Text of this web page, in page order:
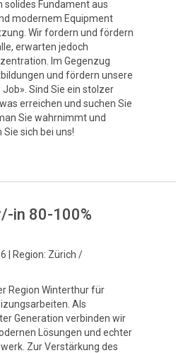
solides Fundament aus
modernem Equipment
Wir fordern und fördern
erwarten jedoch
Im Gegenzug
und fördern unsere
Sind Sie ein stolzer
erreichen und suchen Sie
Sie wahrnimmt und
sich bei uns!
in 80-100%
| Region: Zürich /
Region Winterthur für
Als
Generation verbinden wir
Lösungen und echter
Zur Verstärkung des